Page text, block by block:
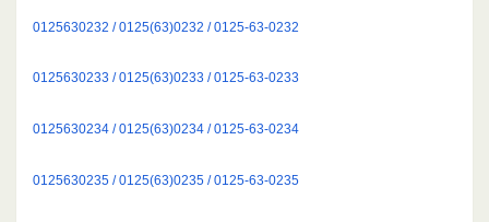
0125630232 / 0125(63)0232 / 0125-63-0232
0125630233 / 0125(63)0233 / 0125-63-0233
0125630234 / 0125(63)0234 / 0125-63-0234
0125630235 / 0125(63)0235 / 0125-63-0235